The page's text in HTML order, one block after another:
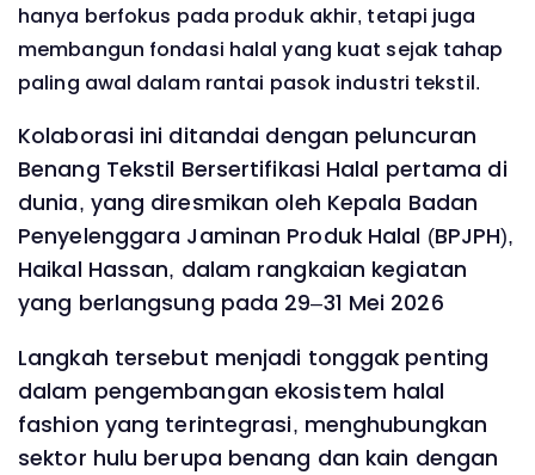
hanya berfokus pada produk akhir, tetapi juga
membangun fondasi halal yang kuat sejak tahap
paling awal dalam rantai pasok industri tekstil.
Kolaborasi ini ditandai dengan peluncuran
Benang Tekstil Bersertifikasi Halal pertama di
dunia, yang diresmikan oleh Kepala Badan
Penyelenggara Jaminan Produk Halal (BPJPH),
Haikal Hassan, dalam rangkaian kegiatan
yang berlangsung pada 29–31 Mei 2026
Langkah tersebut menjadi tonggak penting
dalam pengembangan ekosistem halal
fashion yang terintegrasi, menghubungkan
sektor hulu berupa benang dan kain dengan